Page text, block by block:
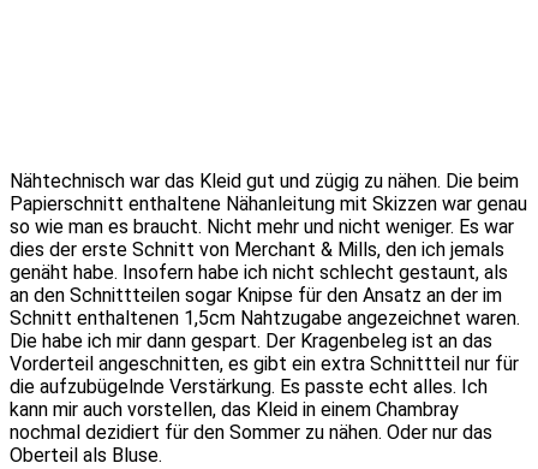
Nähtechnisch war das Kleid gut und zügig zu nähen. Die beim
Papierschnitt enthaltene Nähanleitung mit Skizzen war genau
so wie man es braucht. Nicht mehr und nicht weniger. Es war
dies der erste Schnitt von Merchant & Mills, den ich jemals
genäht habe. Insofern habe ich nicht schlecht gestaunt, als
an den Schnittteilen sogar Knipse für den Ansatz an der im
Schnitt enthaltenen 1,5cm Nahtzugabe angezeichnet waren.
Die habe ich mir dann gespart. Der Kragenbeleg ist an das
Vorderteil angeschnitten, es gibt ein extra Schnittteil nur für
die aufzubügelnde Verstärkung. Es passte echt alles. Ich
kann mir auch vorstellen, das Kleid in einem Chambray
nochmal dezidiert für den Sommer zu nähen. Oder nur das
Oberteil als Bluse.